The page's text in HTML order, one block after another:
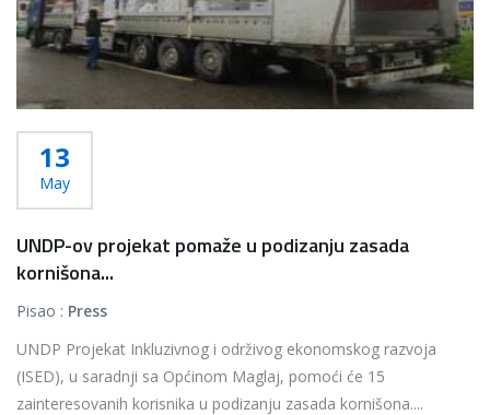
13
May
UNDP-ov projekat pomaže u podizanju zasada
kornišona...
Pisao : Press
UNDP Projekat Inkluzivnog i održivog ekonomskog razvoja
(ISED), u saradnji sa Općinom Maglaj, pomoći će 15
zainteresovanih korisnika u podizanju zasada kornišona....